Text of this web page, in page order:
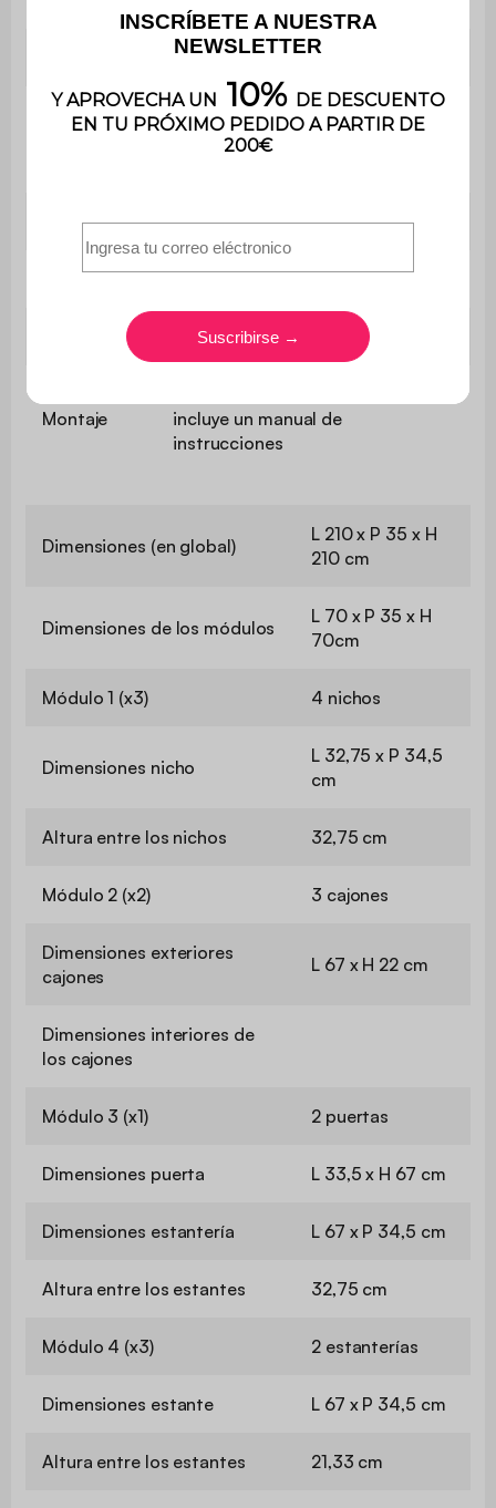
136,7 kg
Peso
320 kg
Utilización Interior
Uso doméstico solamente
3 años
Montaje
incluye un manual de
instrucciones
Dimensiones (en global)
L 210 x P 35 x H
210 cm
Dimensiones de los módulos
L 70 x P 35 x H
70cm
Módulo 1 (x3) 4 nichos
Dimensiones nicho
L 32,75 x P 34,5
cm
Altura entre los nichos 32,75 cm
Módulo 2 (x2) 3 cajones
Dimensiones exteriores
cajones
L 67 x H 22 cm
Dimensiones interiores de
los cajones
Módulo 3 (x1) 2 puertas
Dimensiones puerta L 33,5 x H 67 cm
Dimensiones estantería L 67 x P 34,5 cm
Altura entre los estantes 32,75 cm
Módulo 4 (x3) 2 estanterías
Dimensiones estante L 67 x P 34,5 cm
Altura entre los estantes 21,33 cm